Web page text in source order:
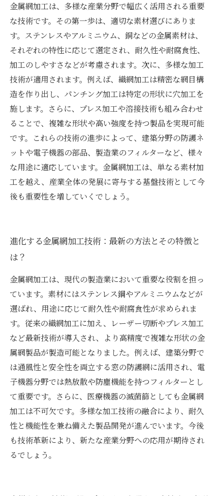
今すぐ知りたい！金属網加工の多彩な活用方法
５選
業界関係者必見：金属網加工で競争力を高める
ためのポイント
金属網加工は、多様な産業分野で幅広く活用される重要
な技術です。その第一歩は、適切な素材選びにありま
す。ステンレスやアルミニウム、銅などの金属素材は、
それぞれの特性に応じて選定され、耐久性や耐腐食性、
加工のしやすさなどが考慮されます。次に、多様な加工
技術が適用されます。例えば、織網加工は精密な網目構
造を作り出し、パンチング加工は特定の形状に穴加工を
施します。さらに、プレス加工や溶接技術も組み合わせ
ることで、複雑な形状や高い強度を持つ製品を実現可能
です。これらの技術の進歩によって、建築分野の防護ネ
ットや電子機器の部品、製造業のフィルターなど、様々
な用途に適応しています。金属網加工は、単なる素材加
工を越え、産業全体の発展に寄与する基盤技術として今
後も重要性を増していくでしょう。
進化する金属網加工技術：最新の方法とその特徴と
は？
金属網加工は、現代の製造業において重要な役割を担っ
ています。素材にはステンレス鋼やアルミニウムなどが
選ばれ、用途に応じて耐久性や耐腐食性が求められま
す。従来の織網加工に加え、レーザー切断やプレス加工
など最新技術が導入され、より高精度で複雑な形状の金
属網製品が製造可能となりました。例えば、建築分野で
は通風性と安全性を両立する窓の防護網に活用され、電
子機器分野では熱放散や防塵機能を持つフィルターとし
て重要です。さらに、医療機器の滅菌篩としても金属網
加工は不可欠です。多様な加工技術の融合により、耐久
性と機能性を兼ね備えた製品開発が進んでいます。今後
も技術革新により、新たな産業分野への応用が期待され
るでしょう。